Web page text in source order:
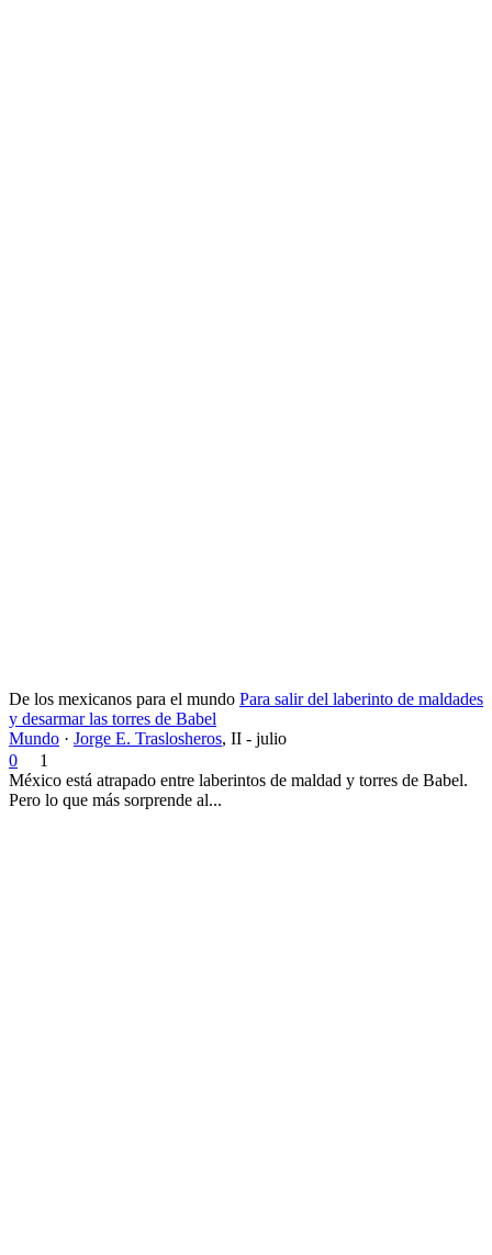
De los mexicanos para el mundo Para salir del laberinto de maldades
y desarmar las torres de Babel
Mundo · Jorge E. Traslosheros, II - julio
0
1
México está atrapado entre laberintos de maldad y torres de Babel.
Pero lo que más sorprende al...